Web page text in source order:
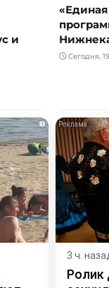
и
Сегодня,
i
3 ч.
Ролик